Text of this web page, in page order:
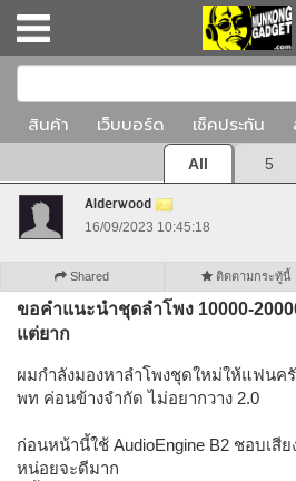
สินค้า เว็บบอร์ด เช็คประกัน
All 5
Alderwood
16/09/2023 10:45:18
Shared ติดตามกระทู้นี้
ขอคำแนะนำชุดลำโพง 10000-
แต่ยาก
ผมกำลังมองหาลำโพงชุดใหม่ให้แฟนค
พท ค่อนข้างจำกัด ไม่อยากวาง 2.0
ก่อนหน้านี้ใช้ AudioEngine B2 ชอบเสี
หน่อยจะดีมาก